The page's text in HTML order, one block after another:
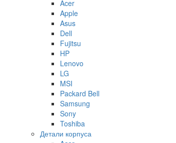
Acer
Apple
Asus
Dell
Fujitsu
HP
Lenovo
LG
MSI
Packard Bell
Samsung
Sony
Toshiba
Детали корпуса